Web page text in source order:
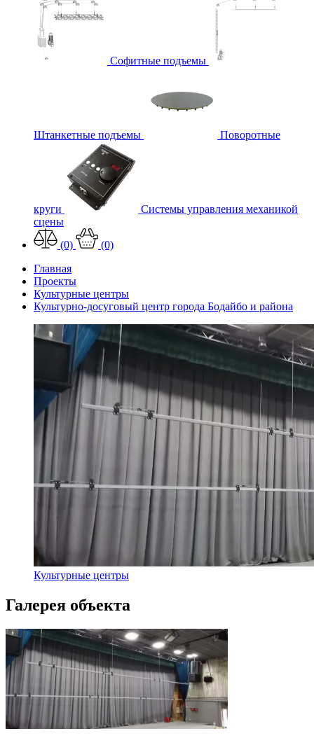
Софитные подъемы
Штанкетные подъемы Поворотные
круги
Системы управления механикой
сцены
(0)
(0)
Главная
Проекты
Культурные центры
Культурно-досуговый центр города Бодайбо и района
Культурные центры
Галерея объекта